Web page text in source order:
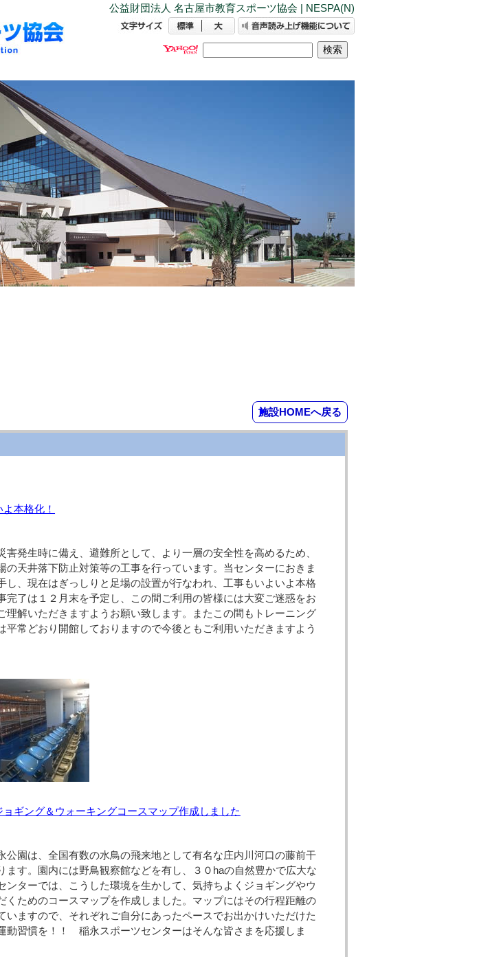
公益財団法人 名古屋市教育スポーツ協会 | NESPA(N)
施設HOMEへ戻る
本格化！
害発生時に備え、避難所として、より一層の安全性を高めるため、
の天井落下防止対策等の工事を行っています。当センターにおきま
し、現在はぎっしりと足場の設置が行なわれ、工事もいよいよ本格
完了は１２月末を予定し、この間ご利用の皆様には大変ご迷惑をお
理解いただきますようお願い致します。またこの間もトレーニング
平常どおり開館しておりますので今後ともご利用いただきますよう
ギング＆ウォーキングコースマップ作成しました
公園は、全国有数の水鳥の飛来地として有名な庄内川河口の藤前干
ます。園内には野鳥観察館などを有し、３０haの自然豊かで広大な
ンターでは、こうした環境を生かして、気持ちよくジョギングやウ
くためのコースマップを作成しました。マップにはその行程距離の
いますので、それぞれご自分にあったペースでお出かけいただけた
動習慣を！！ 稲永スポーツセンターはそんな皆さまを応援しま